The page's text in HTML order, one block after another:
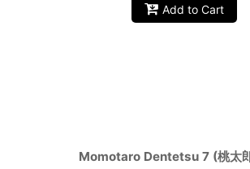
Add to Cart
Momotaro Dentetsu 7 (桃太